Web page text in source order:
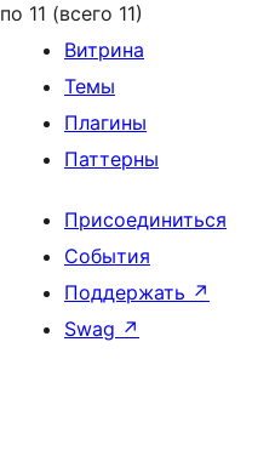
11 (всего 11)
Витрина
Темы
Плагины
Паттерны
Присоединиться
События
Поддержать ↗
Swag ↗